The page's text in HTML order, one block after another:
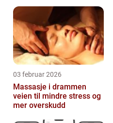
03 februar 2026
Massasje i drammen
veien til mindre stress og
mer overskudd